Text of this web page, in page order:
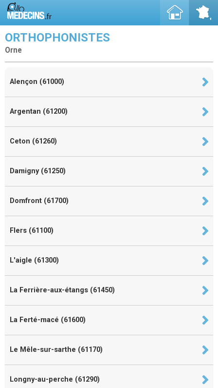
ORTHOPHONISTES
Orne
Alençon (61000)
Argentan (61200)
Ceton (61260)
Damigny (61250)
Domfront (61700)
Flers (61100)
L'aigle (61300)
La Ferrière-aux-étangs (61450)
La Ferté-macé (61600)
Le Mêle-sur-sarthe (61170)
Longny-au-perche (61290)